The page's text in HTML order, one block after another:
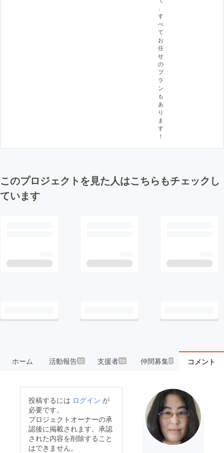
す
べ
て
お
任
せ
の
プ
ラ
ン
も
あ
り
ま
す
！
このプロジェクトを見た人はこちらもチェックし
ています
ホーム 活動報告32 支援者58 仲間募集2 コメント
投稿するには ログイン が
必要です。
プロジェクトオーナーの承
認後に掲載されます。承認
された内容を削除すること
はできません。